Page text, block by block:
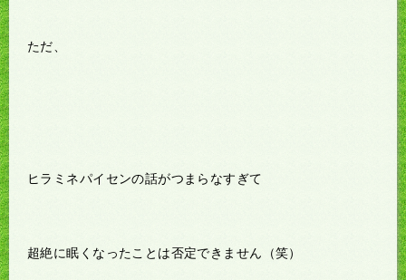
ただ、
ヒラミネパイセンの話がつまらなすぎて
超絶に眠くなったことは否定できません（笑）